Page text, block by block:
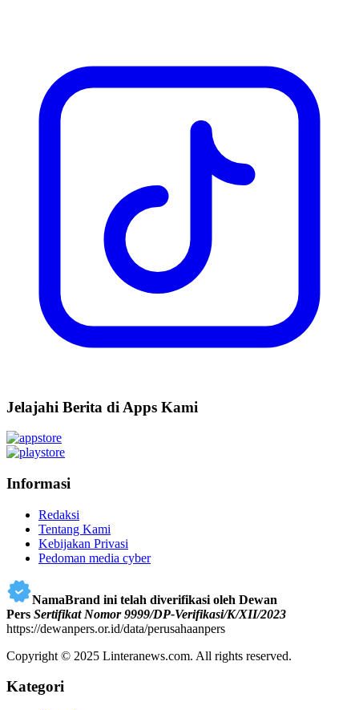
Jelajahi Berita di Apps Kami
Informasi
Redaksi
Tentang Kami
Kebijakan Privasi
Pedoman media cyber
NamaBrand ini telah diverifikasi oleh Dewan
Pers Sertifikat Nomor 9999/DP-Verifikasi/K/XII/2023
https://dewanpers.or.id/data/perusahaanpers
Copyright © 2025 Linteranews.com. All rights reserved.
Kategori